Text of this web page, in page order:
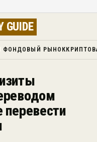
GUIDE
ФОНДОВЫЙ РЫНОК